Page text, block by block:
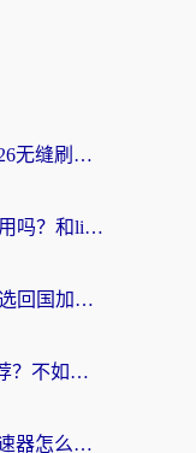
归雁加速器是什么？海外党2026无缝刷剧玩国服的实用指南
海外党实测：雷神手游VPN好用吗？和lightVPN对比哪个回国效果更好？附真实体验+避坑指南
全球VPN排名看晕了？海外党选回国加速器的实用指南（附真实对比）
海外党必看：Mac免费VPN推荐？不如选对回国加速器，秒连国内资源不踩坑
海外党必看：手机免费回国加速器怎么选？3个维度帮你避开坑，无缝刷国内资源